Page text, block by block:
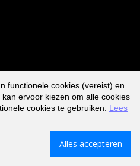
functionele cookies (vereist) en
ervoor kiezen om alle cookies
cookies te gebruiken.
Lees
Alles accepteren